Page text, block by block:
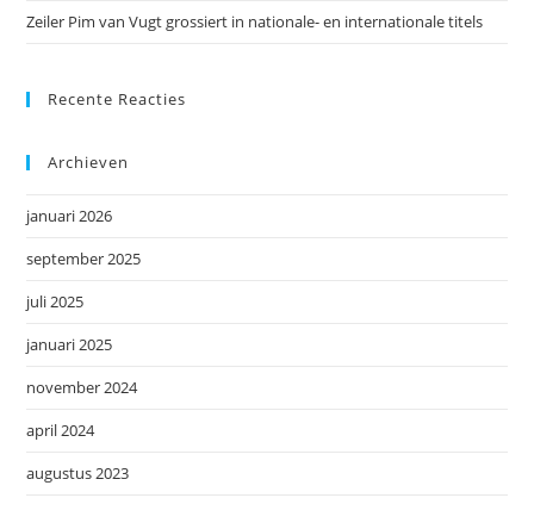
Zeiler Pim van Vugt grossiert in nationale- en internationale titels
Recente Reacties
Archieven
januari 2026
september 2025
juli 2025
januari 2025
november 2024
april 2024
augustus 2023